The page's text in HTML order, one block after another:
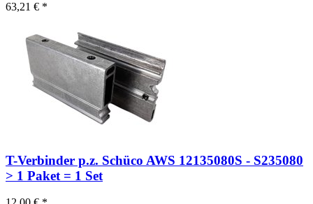
63,21 € *
T-Verbinder p.z. Schüco AWS 12135080S - S235080
> 1 Paket = 1 Set